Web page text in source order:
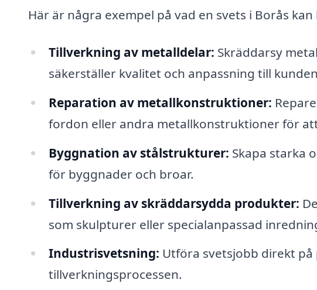
Här är några exempel på vad en svets i Borås
Tillverkning av metalldelar: Skräddarsy
säkerställer kvalitet och anpassning till
Reparation av metallkonstruktioner:
fordon eller andra metallkonstruktioner för
Byggnation av stålstrukturer: Skapa starka
för byggnader och broar.
Tillverkning av skräddarsydda produkter:
som skulpturer eller specialanpassad
Industrisvetsning: Utföra svetsjobb direkt
tillverkningsprocessen.